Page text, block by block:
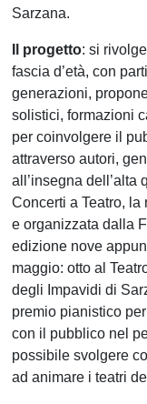
Sarzana.
Il progetto: si
fascia d’età, con
generazioni,
solistici, formazioni
per coinvolgere il
attraverso autori,
all’insegna dell’alta
Concerti a Teatro,
e organizzata dalla
edizione nove
maggio: otto al
degli Impavidi di
premio pianistico
con il pubblico nel
possibile svolgere
ad animare i teatri